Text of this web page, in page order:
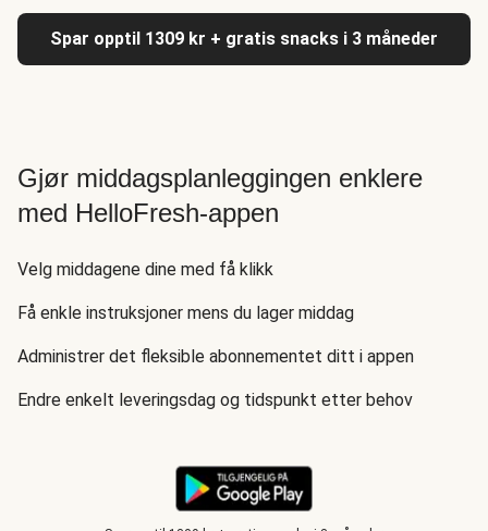
Spar opptil 1309 kr + gratis snacks i 3 måneder
Gjør middagsplanleggingen enklere
med HelloFresh-appen
Velg middagene dine med få klikk
Få enkle instruksjoner mens du lager middag
Administrer det fleksible abonnementet ditt i appen
Endre enkelt leveringsdag og tidspunkt etter behov